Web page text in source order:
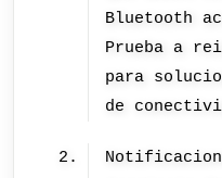
Bluetooth
Prueba a
para
de